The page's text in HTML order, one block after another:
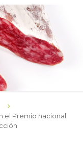
el Premio nacional